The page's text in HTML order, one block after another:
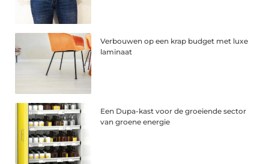
Verbouwen op een krap budget met luxe
laminaat
Een Dupa-kast voor de groeiende sector
van groene energie